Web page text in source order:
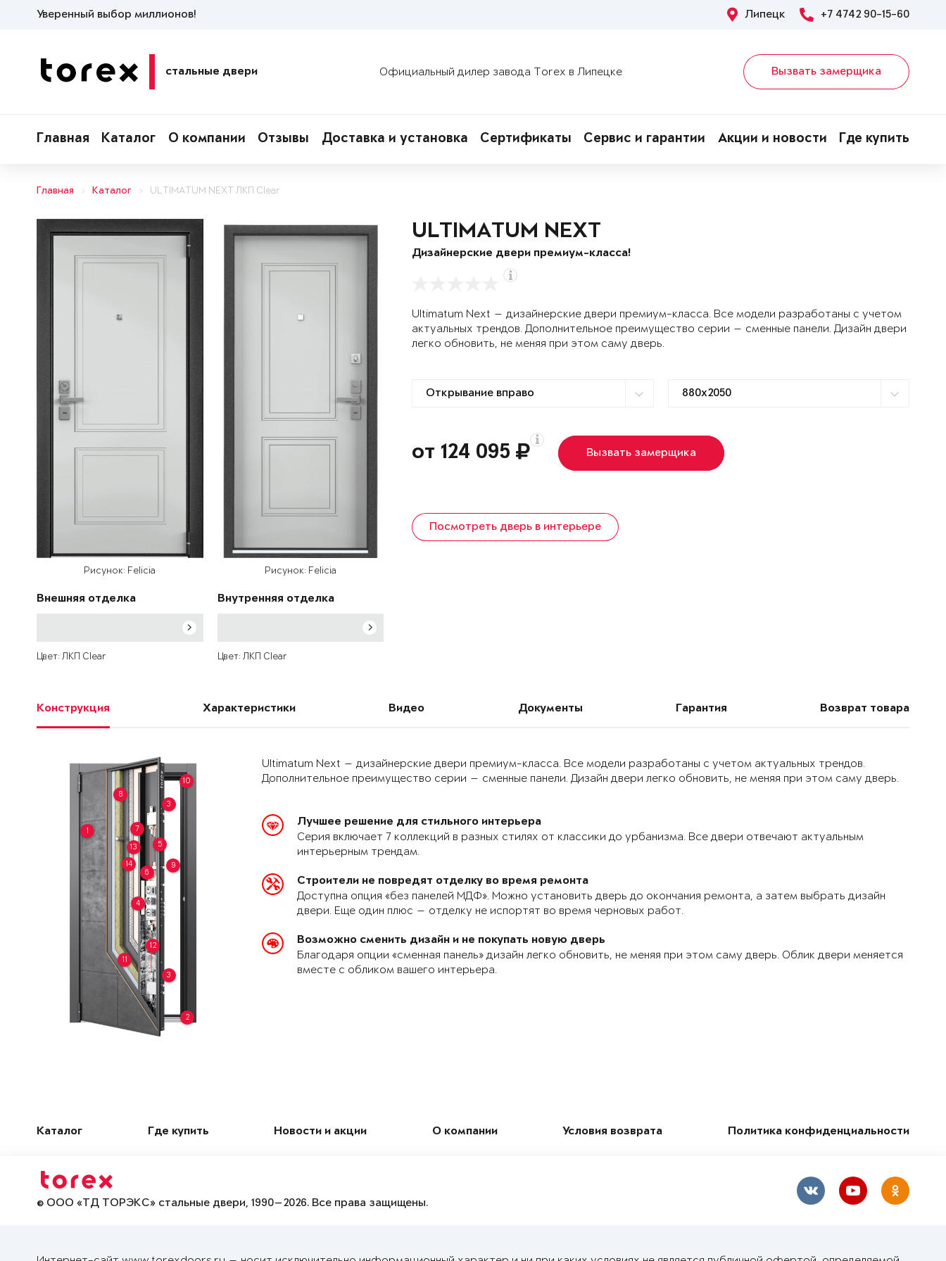
Уверенный выбор миллионов! Липецк +7 4742 90-15-60
стальные двери Официальный дилер завода Torex в Липецке Вызвать замерщика
Главная Каталог О компании Отзывы Доставка и установка Сертификаты Сервис и гарантии Акции и новости Где купить
Главная Каталог ULTIMATUM NEXT ЛКП Clear
Рисунок: Felicia
Внешняя отделка
Цвет: ЛКП Clear
Рисунок: Felicia
Внутренняя отделка
Цвет: ЛКП Clear
ULTIMATUM NEXT
Дизайнерские двери премиум-класса!
Ultimatum Next — дизайнерские двери премиум-класса. Все модели разработаны с учетом
актуальных трендов. Дополнительное преимущество серии — сменные панели. Дизайн двери
легко обновить, не меняя при этом саму дверь.
от 124 095 Вызвать замерщика
Посмотреть дверь в интерьере
Конструкция Характеристики Видео Документы Гарантия Возврат товара
1
2
3
3
4
5
6
7
8
9
10
11
12
13
14
Ultimatum Next — дизайнерские двери премиум-класса. Все модели разработаны с учетом актуальных трендов.
Дополнительное преимущество серии — сменные панели. Дизайн двери легко обновить, не меняя при этом саму дверь.
Лучшее решение для стильного интерьера
Серия включает 7 коллекций в разных стилях от классики до урбанизма. Все двери отвечают актуальным
интерьерным трендам.
Строители не повредят отделку во время ремонта
Доступна опция «без панелей МДФ». Можно установить дверь до окончания ремонта, а затем выбрать дизайн
двери. Еще один плюс — отделку не испортят во время черновых работ.
Возможно сменить дизайн и не покупать новую дверь
Благодаря опции «сменная панель» дизайн легко обновить, не меняя при этом саму дверь. Облик двери меняется
вместе с обликом вашего интерьера.
Каталог Где купить Новости и акции О компании Условия возврата Политика конфиденциальности
© ООО «ТД ТОРЭКС» стальные двери, 1990—2026. Все права защищены.